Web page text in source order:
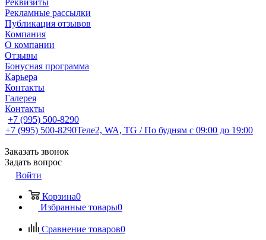
Реквизиты
Рекламные рассылки
Публикация отзывов
Компания
О компании
Отзывы
Бонусная программа
Карьера
Контакты
Галерея
Контакты
+7 (995) 500-8290
+7 (995) 500-8290Теле2, WA, TG / По будням c 09:00 до 19:00
Заказать звонок
Задать вопрос
Войти
Корзина0
Избранные товары0
Сравнение товаров0